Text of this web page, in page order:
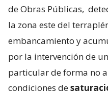
de Obras Públicas,
la zona este del
embancamiento y
por la intervención de
particular de forma no
condiciones de